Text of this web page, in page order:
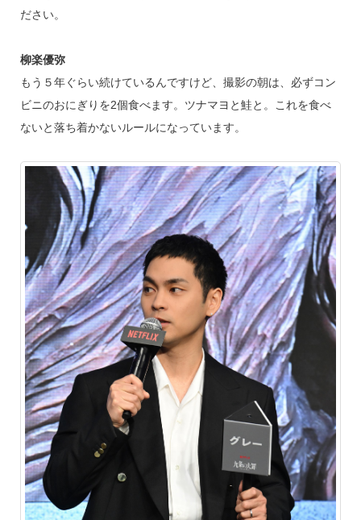
ださい。
柳楽優弥
もう５年ぐらい続けているんですけど、撮影の朝は、必ずコン
ビニのおにぎりを2個食べます。ツナマヨと鮭と。これを食べ
ないと落ち着かないルールになっています。